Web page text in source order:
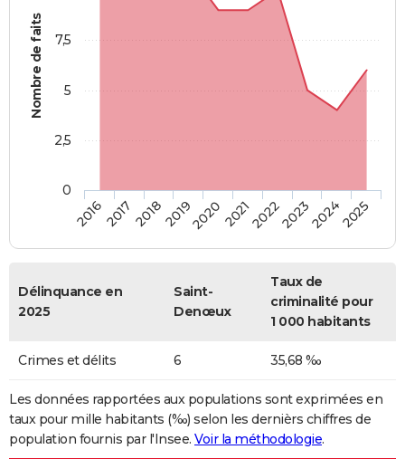
Nombre de faits
2016201720182019202020212022202320242025
0
2,5
5
7,5
Délinquance en
2025
Saint-
Denœux
Taux de
criminalité pour
1 000 habitants
Crimes et délits 6 35,68 ‰
Les données rapportées aux populations sont exprimées en
taux pour mille habitants (‰) selon les dernièrs chiffres de
population fournis par l'Insee. Voir la méthodologie.